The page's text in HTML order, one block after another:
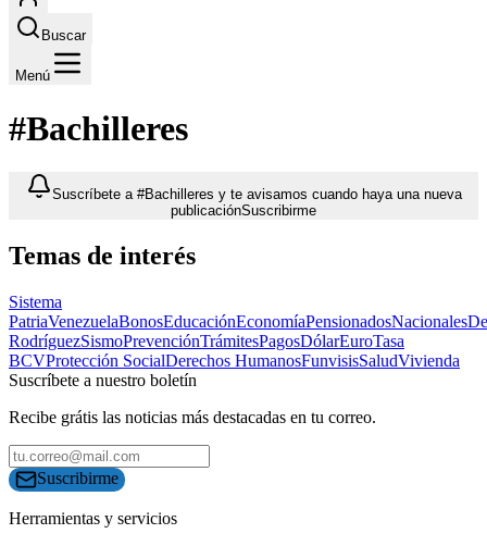
Buscar
Menú
#Bachilleres
Suscríbete a #Bachilleres y te avisamos cuando haya una nueva
publicaciónSuscribirme
Temas de interés
Sistema
PatriaVenezuelaBonosEducaciónEconomíaPensionadosNacionales
RodríguezSismoPrevenciónTrámitesPagosDólarEuroTasa
BCVProtección SocialDerechos HumanosFunvisisSaludVivienda
Suscríbete a nuestro boletín
Recibe grátis las noticias más destacadas en tu correo.
Suscribirme
Herramientas y servicios